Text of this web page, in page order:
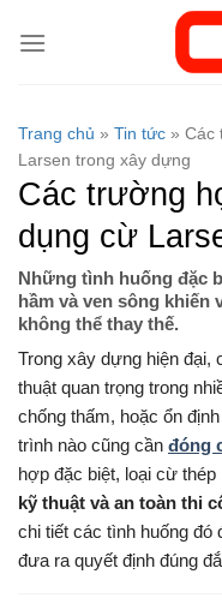
qua
Trang chủ » Tin tức » Các
Larsen trong xây dựng
Các trường
dụng cừ
Những tình huống đặc
hầm và ven sông khiến
không thể thay thế.
Trong xây dựng hiện đại,
thuật quan trọng trong
chống thấm, hoặc ổn
trình nào cũng cần đóng
hợp đặc biệt, loại cừ
kỹ thuật và an toàn thi
chi tiết các tình huống đó
đưa ra quyết định đúng